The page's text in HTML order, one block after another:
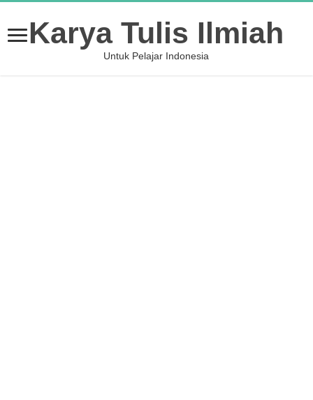
Karya Tulis Ilmiah
Untuk Pelajar Indonesia